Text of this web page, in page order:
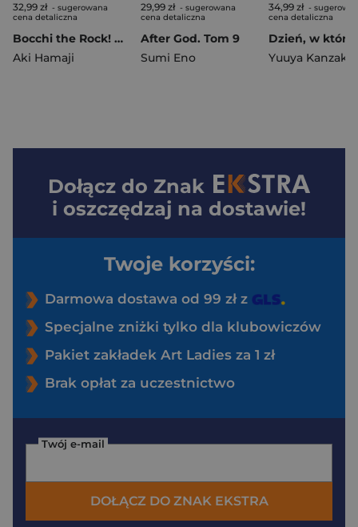
32,99 zł - sugerowana
cena detaliczna
Bocchi the Rock! Tom 4
Aki Hamaji
29,99 zł - sugerowana
cena detaliczna
After God. Tom 9
Sumi Eno
34,99 zł -
cena detaliczna
Yuuya Kanzaki
Dołącz do Znak
i oszczędzaj na dostawie!
Twoje korzyści:
Darmowa dostawa od 99 zł z
Specjalne zniżki tylko dla klubowiczów
Pakiet zakładek Art Ladies za 1 zł
Brak opłat za uczestnictwo
Twój e-mail
DOŁĄCZ DO ZNAK EKSTRA